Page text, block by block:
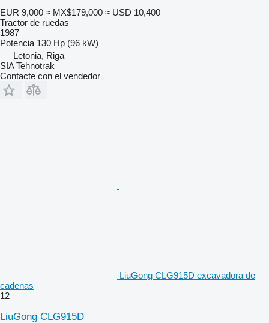
EUR 9,000 ≈ MX$179,000 ≈ USD 10,400
Tractor de ruedas
1987
Potencia 130 Hp (96 kW)
Letonia, Riga
SIA Tehnotrak
Contacte con el vendedor
LiuGong CLG915D excavadora de
cadenas
12
LiuGong CLG915D